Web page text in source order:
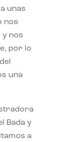
unas
nos
y nos
por lo
una
Bada y
a